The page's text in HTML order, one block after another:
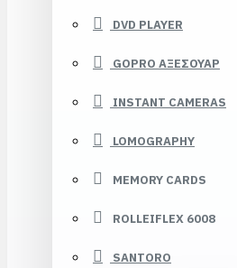
DVD PLAYER
GOPRO ΑΞΕΣΟΥΑΡ
INSTANT CAMERAS
LOMOGRAPHY
MEMORY CARDS
ROLLEIFLEX 6008
SANTORO